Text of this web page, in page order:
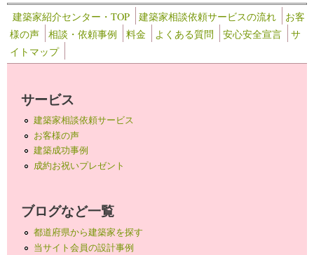
建築家紹介センター・TOP 建築家相談依頼サービスの流れ
お客
様の声
相談・依頼事例 料金 よくある質問 安心安全宣言
サ
イトマップ
サービス
建築家相談依頼サービス
お客様の声
建築成功事例
成約お祝いプレゼント
ブログなど一覧
都道府県から建築家を探す
当サイト会員の設計事例